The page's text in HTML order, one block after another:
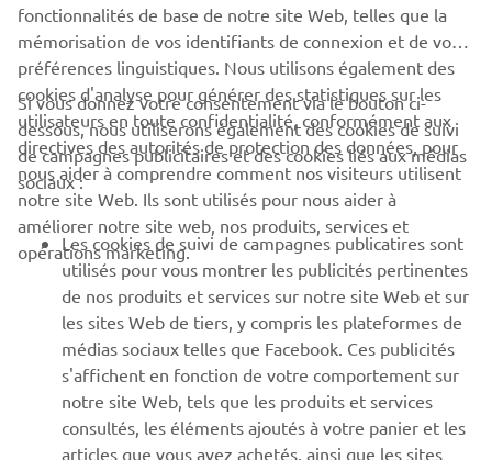
CORPORATE
PROS & B2B
PLUS YAMAHA
SUPPORT
NEWSLETTER
Découvrez en exclusivité les dernières offres, les événements
fonctionnalités de base de notre site Web, telles que la
mémorisation de vos identifiants de connexion et de vos
préférences linguistiques. Nous utilisons également des
cookies d'analyse pour générer des statistiques sur les
utilisateurs en toute confidentialité, conformément aux
directives des autorités de protection des données, pour
nous aider à comprendre comment nos visiteurs utilisent
notre site Web. Ils sont utilisés pour nous aider à
améliorer notre site web, nos produits, services et
opérations marketing.
Si vous donnez votre consentement via le bouton ci-
dessous, nous utiliserons également des cookies de suivi
de campagnes publicitaires et des cookies liés aux médias
sociaux :
Les cookies de suivi de campagnes publicatires sont
utilisés pour vous montrer les publicités pertinentes
de nos produits et services sur notre site Web et sur
les sites Web de tiers, y compris les plateformes de
médias sociaux telles que Facebook. Ces publicités
s'affichent en fonction de votre comportement sur
notre site Web, tels que les produits et services
consultés, les éléments ajoutés à votre panier et les
articles que vous avez achetés, ainsi que les sites